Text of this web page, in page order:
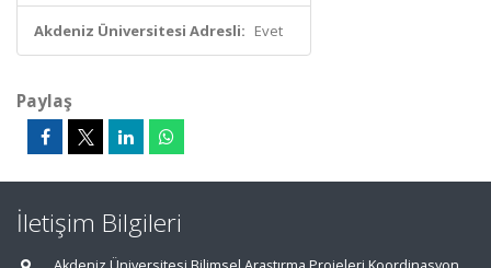
Akdeniz Üniversitesi Adresli: Evet
Paylaş
İletişim Bilgileri